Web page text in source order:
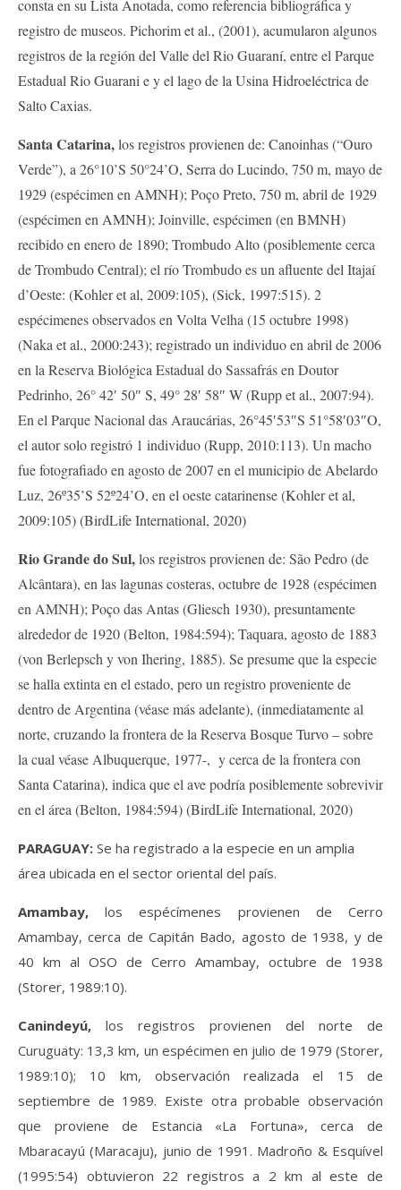
consta en su Lista Anotada, como referencia bibliográfica y
registro de museos. Pichorim et al., (2001), acumularon algunos
registros de la región del Valle del Rio Guaraní, entre el Parque
Estadual Rio Guarani e y el lago de la Usina Hidroeléctrica de
Salto Caxias.
Santa Catarina,los registros provienen de: Canoinhas (“Ouro
Verde”), a 26°10’S 50°24’O, Serra do Lucindo, 750 m, mayo de
1929 (espécimen en AMNH); Poço Preto, 750 m, abril de 1929
(espécimen en AMNH); Joinville, espécimen (en BMNH)
recibido en enero de 1890; Trombudo Alto (posiblemente cerca
de Trombudo Central); el río Trombudo es un afluente del Itajaí
d’Oeste: (Kohler et al, 2009:105), (Sick, 1997:515). 2
espécimenes observados en Volta Velha (15 octubre 1998)
(Naka et al., 2000:243); registrado un individuo en abril de 2006
en la Reserva Biológica Estadual do Sassafrás en Doutor
Pedrinho, 26° 42′ 50″ S, 49° 28′ 58″ W (Rupp et al., 2007:94).
En el Parque Nacional das Araucárias, 26°45′53″S 51°58′03″O,
el autor solo registró 1 individuo (Rupp, 2010:113). Un macho
fue fotografiado en agosto de 2007 en el municipio de Abelardo
Luz, 26º35’S 52º24’O, en el oeste catarinense (Kohler et al,
2009:105) (BirdLife International, 2020)
Rio Grande do Sul,los registros provienen de: São Pedro (de
Alcântara), en las lagunas costeras, octubre de 1928 (espécimen
en AMNH); Poço das Antas (Gliesch 1930), presuntamente
alrededor de 1920 (Belton, 1984:594); Taquara, agosto de 1883
(von Berlepsch y von Ihering, 1885). Se presume que la especie
se halla extinta en el estado, pero un registro proveniente de
dentro de Argentina (véase más adelante), (inmediatamente al
norte, cruzando la frontera de la Reserva Bosque Turvo – sobre
la cual véase Albuquerque, 1977-, y cerca de la frontera con
Santa Catarina), indica que el ave podría posiblemente sobrevivir
en el área (Belton, 1984:594) (BirdLife International, 2020)
PARAGUAY: Se ha registrado a la especie en un amplia
área ubicada en el sector oriental del país.
Amambay, los espécímenes provienen de Cerro
Amambay, cerca de Capitán Bado, agosto de 1938, y de
40 km al OSO de Cerro Amambay, octubre de 1938
(Storer, 1989:10).
Canindeyú, los registros provienen del norte de
Curuguaty: 13,3 km, un espécimen en julio de 1979 (Storer,
1989:10); 10 km, observación realizada el 15 de
septiembre de 1989. Existe otra probable observación
que proviene de Estancia «La Fortuna», cerca de
Mbaracayú (Maracaju), junio de 1991. Madroño & Esquível
(1995:54) obtuvieron 22 registros a 2 km al este de